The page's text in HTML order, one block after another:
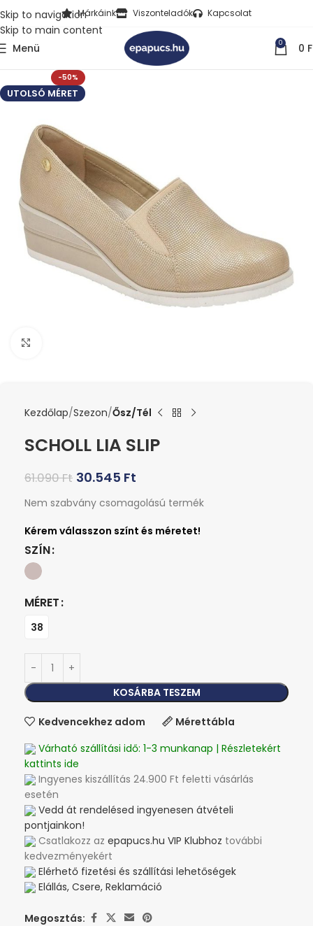
Skip to navigation
Skip to main content
Márkáink Viszonteladók Kapcsolat
Menü 0 0
-50%
UTOLSÓ MÉRET
Kezdőlap Szezon Ősz/Tél
SCHOLL LIA SLIP
61.090Ft 30.545 Ft
Nem szabvány csomagolású termék
SZÍN
MÉRET
38
KOSÁRBA TESZEM
Kedvencekhez adom
Mérettábla
Várható szállítási idő: 1-3 munkanap | Részletekért
kattints ide
Ingyenes kiszállítás 24.900 Ft feletti vásárlás
esetén
Vedd át rendelésed ingyenesen átvételi
pontjainkon!
Csatlakozz az epapucs.hu VIP Klubhoz további
kedvezményekért
Elérhető fizetési és szállítási lehetőségek
Elállás, Csere, Reklamáció
Megosztás: